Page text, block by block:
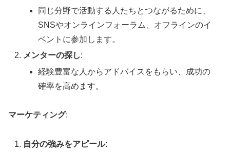
同じ分野で活動する人たちとつながるために、
SNSやオンラインフォーラム、オフラインのイ
ベントに参加します。
メンターの探し:
経験豊富な人からアドバイスをもらい、成功の
確率を高めます。
マーケティング:
自分の強みをアピール: